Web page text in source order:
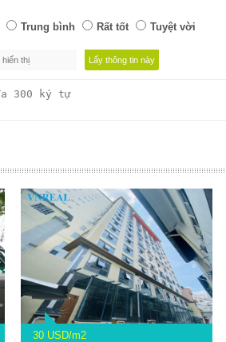
Trung bình Rất tốt Tuyệt vời
30 USD/m2